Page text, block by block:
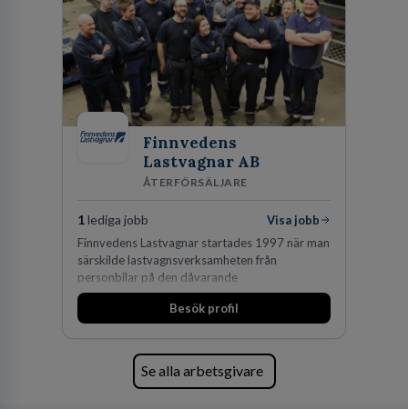
Finnvedens
Lastvagnar AB
ÅTERFÖRSÄLJARE
1lediga jobb
Visa jobb
Finnvedens Lastvagnar startades 1997 när man
särskilde lastvagnsverksamheten från
personbilar på den dåvarande
huvudanläggningen i Värnamo. Sedan dess har
man expanderat kraftigt genom ett antal
Lastvagnar och finns representerade på 20
orter i södra Sverige.
Besök profil
Se alla arbetsgivare